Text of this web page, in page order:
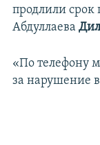
продлили срок
Абдуллаева
«По телефону
за нарушение